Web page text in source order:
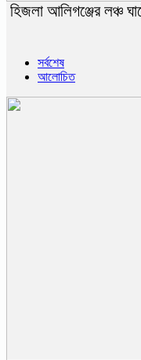
হিজলা আলিগঞ্জের লঞ্চ
সর্বশেষ
আলোচিত